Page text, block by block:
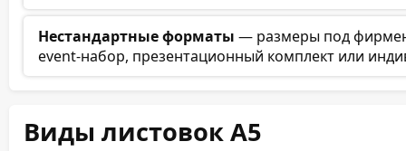
Нестандартные форматы — размеры под
event-набор, презентационный комплект или
Виды листовок А5